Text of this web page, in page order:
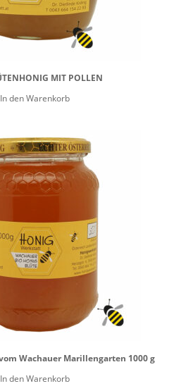
MIT POLLEN
In den Warenkorb
Wachauer Marillengarten 1000 g
In den Warenkorb